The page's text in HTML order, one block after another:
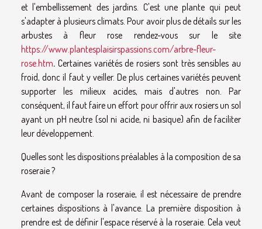
et l'embellissement des jardins. C'est une plante qui peut
s'adapter à plusieurs climats. Pour avoir plus de détails sur les
arbustes à fleur rose rendez-vous sur le site
https://www.plantesplaisirspassions.com/arbre-fleur-
rose.htm. Certaines variétés de rosiers sont très sensibles au
froid, donc il faut y veiller. De plus certaines variétés peuvent
supporter les milieux acides, mais d'autres non. Par
conséquent, il faut faire un effort pour offrir aux rosiers un sol
ayant un pH neutre (sol ni acide, ni basique) afin de faciliter
leur développement.
Quelles sont les dispositions préalables à la composition de sa
roseraie ?
Avant de composer la roseraie, il est nécessaire de prendre
certaines dispositions à l'avance. La première disposition à
prendre est de définir l'espace réservé à la roseraie. Cela veut